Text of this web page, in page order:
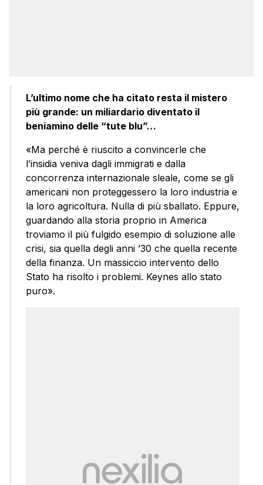
L’ultimo nome che ha citato resta il mistero
più grande: un miliardario diventato il
beniamino delle “tute blu”…
«Ma perché è riuscito a convincerle che
l’insidia veniva dagli immigrati e dalla
concorrenza internazionale sleale, come se gli
americani non proteggessero la loro industria e
la loro agricoltura. Nulla di più sballato. Eppure,
guardando alla storia proprio in America
troviamo il più fulgido esempio di soluzione alle
crisi, sia quella degli anni ’30 che quella recente
della finanza. Un massiccio intervento dello
Stato ha risolto i problemi. Keynes allo stato
puro».